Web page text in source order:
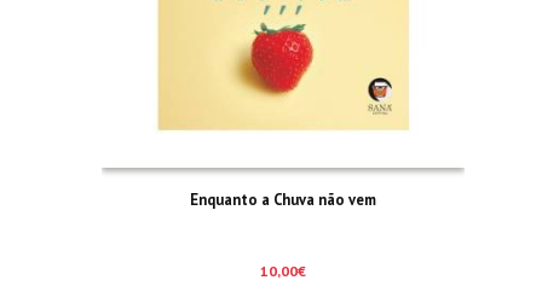
Enquanto a Chuva não vem
10,00€